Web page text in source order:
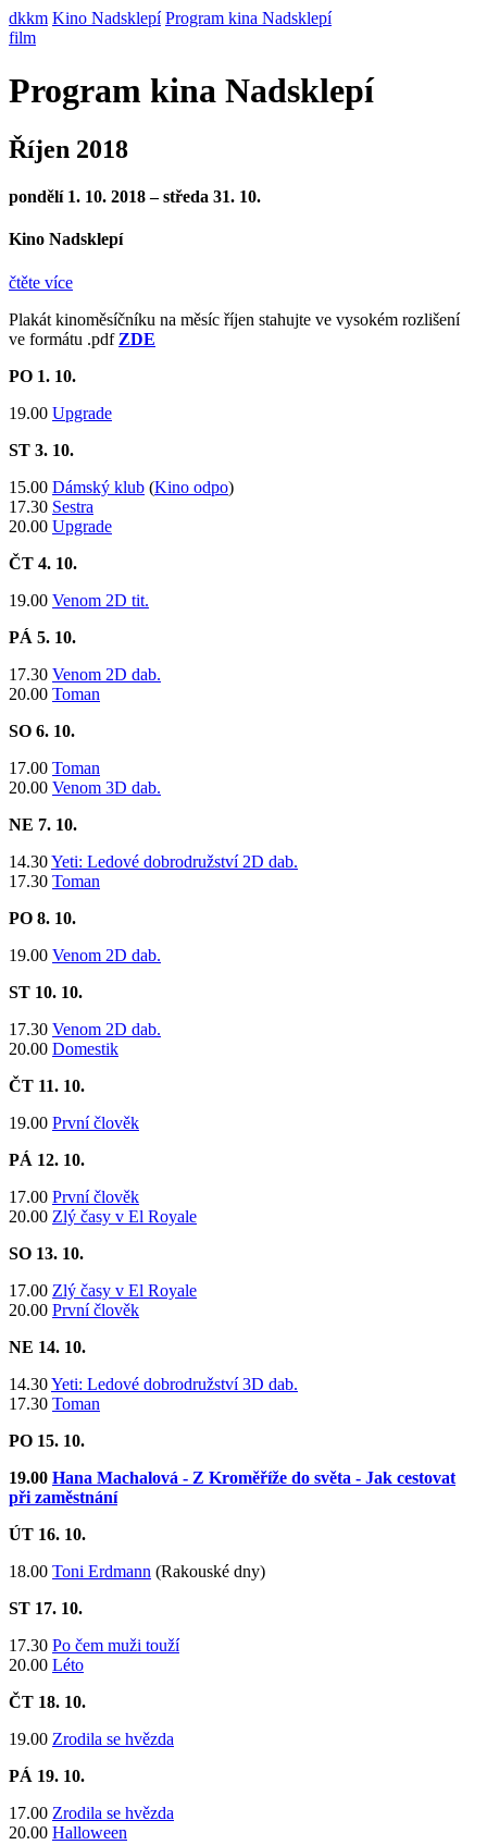
dkkm Kino Nadsklepí Program kina Nadsklepí
film
Program kina Nadsklepí
Říjen 2018
pondělí 1. 10. 2018 – středa 31. 10.
Kino Nadsklepí
čtěte více
Plakát kinoměsíčníku na měsíc říjen stahujte ve vysokém rozlišení
ve formátu .pdf ZDE
PO 1. 10.
19.00 Upgrade
ST 3. 10.
15.00 Dámský klub (Kino odpo)
17.30 Sestra
20.00 Upgrade
ČT 4. 10.
19.00 Venom 2D tit.
PÁ 5. 10.
17.30 Venom 2D dab.
20.00 Toman
SO 6. 10.
17.00 Toman
20.00 Venom 3D dab.
NE 7. 10.
14.30Yeti: Ledové dobrodružství 2D dab.
17.30 Toman
PO 8. 10.
19.00 Venom 2D dab.
ST 10. 10.
17.30 Venom 2D dab.
20.00 Domestik
ČT 11. 10.
19.00 První člověk
PÁ 12. 10.
17.00 První člověk
​20.00 Zlý časy v El Royale
SO 13. 10.
​17.00 Zlý časy v El Royale
20.00 První člověk
NE 14. 10.
14.30Yeti: Ledové dobrodružství 3D dab.
17.30 Toman
PO 15. 10.
19.00 Hana Machalová - Z Kroměříže do světa - Jak cestovat
při zaměstnání
ÚT 16. 10.
18.00 Toni Erdmann (Rakouské dny)
ST 17. 10.
17.30 Po čem muži touží
20.00 Léto
ČT 18. 10.
19.00 Zrodila se hvězda
PÁ 19. 10.
17.00 Zrodila se hvězda
​20.00 Halloween